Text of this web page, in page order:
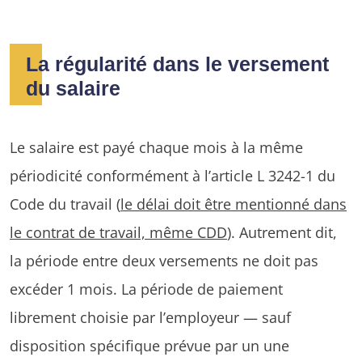
La régularité dans le versement
du salaire
Le salaire est payé chaque mois à la même
périodicité conformément à l’article L 3242-1 du
Code du travail (le délai doit être mentionné dans
le contrat de travail, même CDD). Autrement dit,
la période entre deux versements ne doit pas
excéder 1 mois. La période de paiement
librement choisie par l’employeur — sauf
disposition spécifique prévue par un une